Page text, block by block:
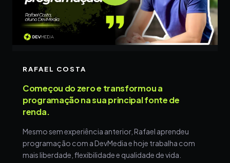
RAFAEL COSTA
Começou do zero e transformou a
programação na sua principal fonte de
renda.
Mesmo sem experiência anterior, Rafael aprendeu
programação com a DevMedia e hoje trabalha com
mais liberdade, flexibilidade e qualidade de vida.